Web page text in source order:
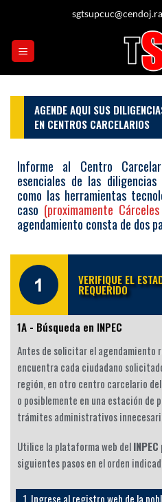
AGENDE AQUI SUS
EN CENTROS CARCELARIOS
Informe al Centro
esenciales de las
como las herramientas
caso (proximamente
agendamiento consta de dos
VERIFIQUE EL
REQUERIDO
1A - Búsqueda en INPEC
Antes de solicitar el agendamiento
encuentra cada ciudadano
región, en otro centro carcelario
o posiblemente en una estación de
trámites administrativos
Utilice la plataforma web delINPEC
siguientes pasos en el orden
1. Ingrese al registro web de la